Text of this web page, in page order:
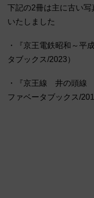
下記の2冊は主に古い
いたしました
・『京王電鉄昭和～平
タブックス/2023）
・『京王線 井の頭線
ファベータブックス/